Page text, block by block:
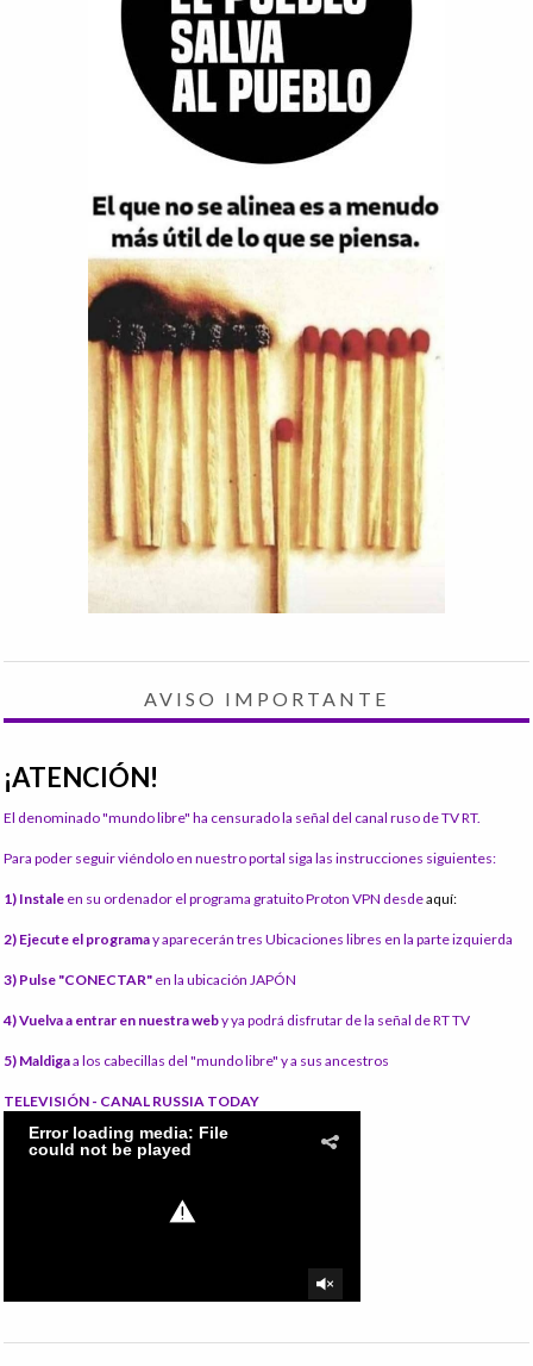
AVISO IMPORTANTE
¡ATENCIÓN!
El denominado "mundo libre" ha censurado la señal del canal ruso de TV RT.
Para poder seguir viéndolo en nuestro portal siga las instrucciones siguientes:
1) Instale en su ordenador el programa gratuito Proton VPN desdeaquí:
2) Ejecute el programay aparecerán tres Ubicaciones libres en la parte izquierda
3) Pulse "CONECTAR" en la ubicación JAPÓN
4) Vuelva a entrar en nuestra weby ya podrá disfrutar de la señal de RT TV
5) Maldigaa los cabecillas del "mundo libre" y a sus ancestros
TELEVISIÓN - CANAL RUSSIA TODAY